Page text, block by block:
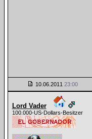
10.06.2011 23:00
Lord Vader
100.000-US-Dollars-Besitzer